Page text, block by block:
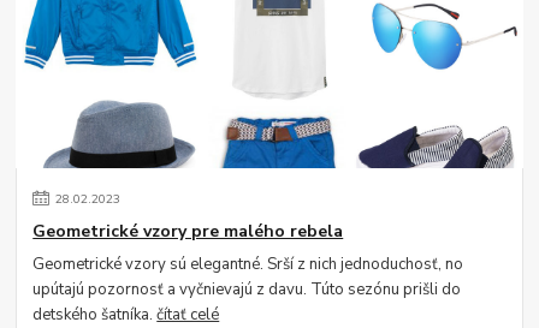
28.02.2023
Geometrické vzory pre malého rebela
Geometrické vzory sú elegantné. Srší z nich jednoduchosť, no
upútajú pozornosť a vyčnievajú z davu. Túto sezónu prišli do
detského šatníka.čítať celé